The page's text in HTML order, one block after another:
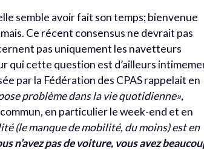
semble avoir fait son temps; bienvenue
Ce récent consensus ne devrait pas
pas uniquement les navetteurs
qui cette question est d’ailleurs
par la Fédération des CPAS rappelait en
problème dans la vie quotidienne»,
en particulier le week-end et en
(le manque de mobilité, du moins) est en
n’avez pas de voiture, vous avez